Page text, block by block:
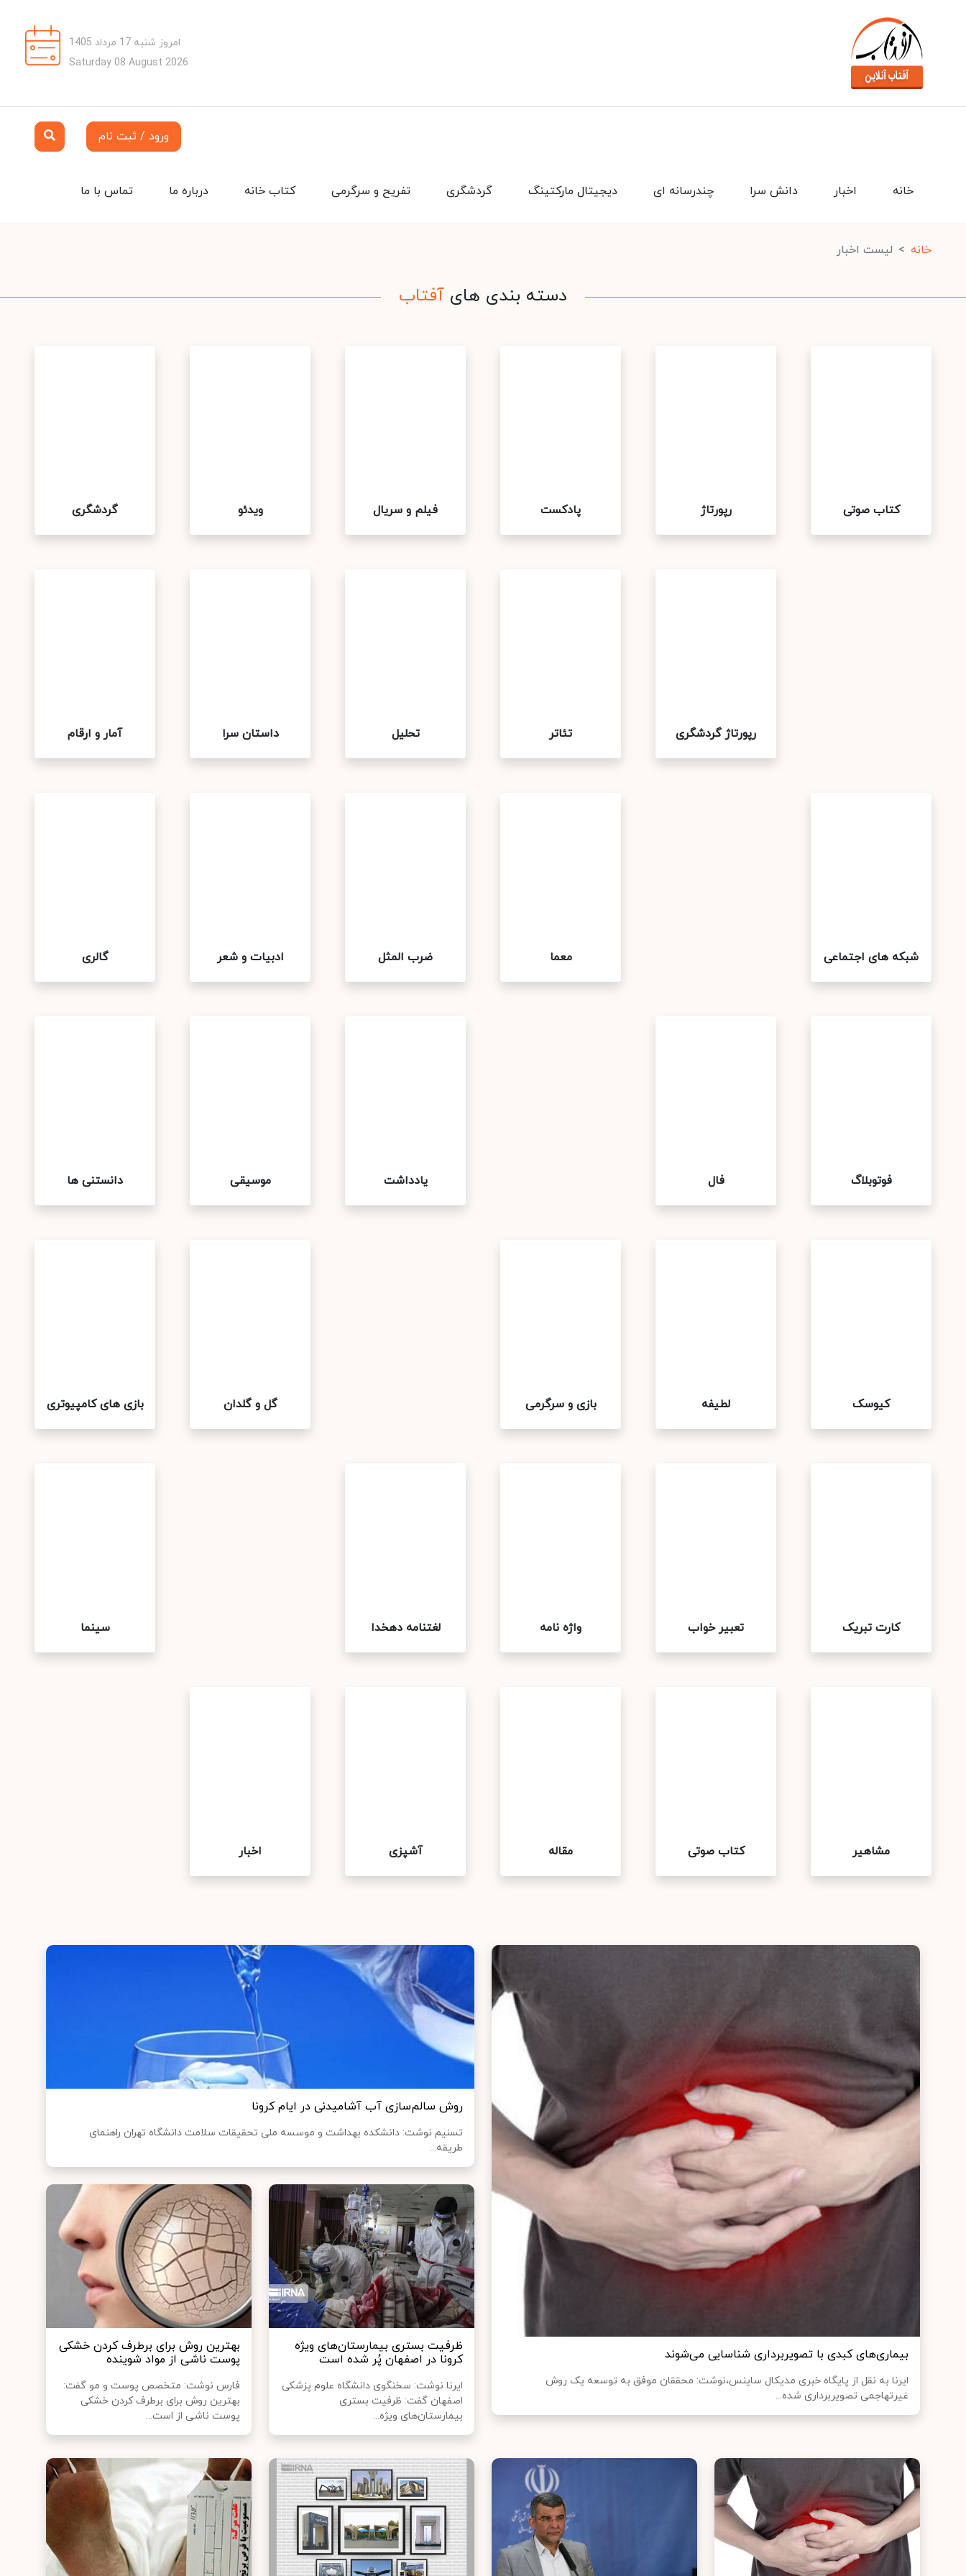
امروز شنبه 17 مرداد 1405
Saturday 08 August 2026
ورود / ثبت نام
تماس با ما درباره ما کتاب خانه تفریح و سرگرمی گردشگری دیجیتال مارکتینگ چندرسانه ای دانش سرا اخبار خانه
خانه لیست اخبار
دسته بندی های آفتاب
کتاب صوتی رپورتاژ پادکست فیلم و سریال ویدئو گردشگری
رپورتاژ گردشگری تئاتر تحلیل داستان سرا آمار و ارقام
شبکه های اجتماعی معما ضرب المثل ادبیات و شعر گالری
فوتوبلاگ فال یادداشت موسیقی دانستنی ها
کیوسک لطیفه بازی و سرگرمی گل و گلدان بازی های کامپیوتری
کارت تبریک تعبیر خواب واژه نامه لغتنامه دهخدا سینما
مشاهیر کتاب صوتی مقاله آشپزی اخبار
بیماری‌های کبدی با تصویربرداری شناسایی می‌شوند
ایرنا به نقل از پایگاه خبری مدیکال ساینس،نوشت: محققان موفق به توسعه یک روش
غیرتهاجمی تصویربرداری شده...
روش سالم‌سازی آب آشامیدنی در ایام کرونا
تسنیم نوشت: دانشکده بهداشت و موسسه ملی تحقیقات سلامت دانشگاه تهران راهنمای
طریقه...
ظرفیت بستری بیمارستان‌های ویژه
کرونا در اصفهان پُر شده است
ایرنا نوشت: سخنگوی دانشگاه علوم پزشکی
اصفهان گفت: ظرفیت بستری
بیمارستان‌های ویژه...
بهترین روش برای برطرف کردن خشکی
پوست ناشی از مواد شوینده
فارس نوشت: متخصص پوست و مو گفت:
بهترین روش برای برطرف کردن خشکی
پوست ناشی از است...